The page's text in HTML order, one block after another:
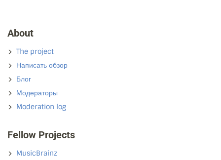
About
The project
Написать обзор
Блог
Модераторы
Moderation log
Fellow Projects
MusicBrainz